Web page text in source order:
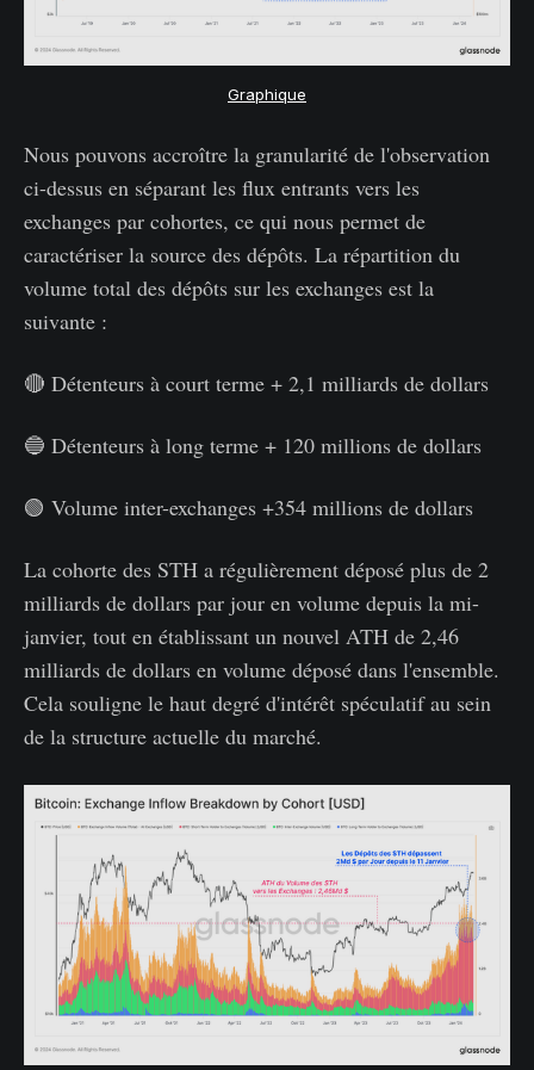
Graphique
Nous pouvons accroître la granularité de l'observation
ci-dessus en séparant les flux entrants vers les
exchanges par cohortes, ce qui nous permet de
caractériser la source des dépôts. La répartition du
volume total des dépôts sur les exchanges est la
suivante :
🔴 Détenteurs à court terme + 2,1 milliards de dollars
🔵 Détenteurs à long terme + 120 millions de dollars
🟢 Volume inter-exchanges +354 millions de dollars
La cohorte des STH a régulièrement déposé plus de 2
milliards de dollars par jour en volume depuis la mi-
janvier, tout en établissant un nouvel ATH de 2,46
milliards de dollars en volume déposé dans l'ensemble.
Cela souligne le haut degré d'intérêt spéculatif au sein
de la structure actuelle du marché.